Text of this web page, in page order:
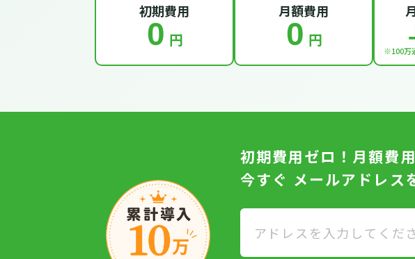
初期費用
0 円
月額費用
0 円
※100万
初期費用ゼロ！月額費
今すぐ メールアドレス